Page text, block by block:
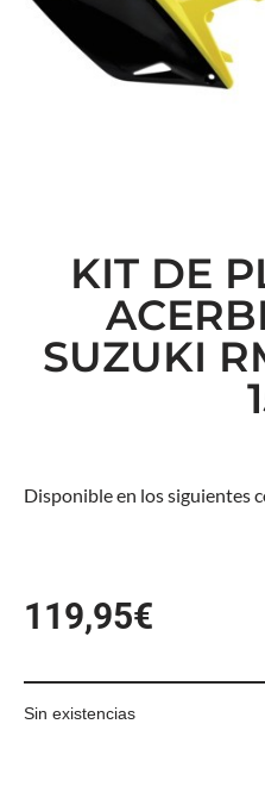
KIT DE
SUZUKI
Disponible en los siguientes
119,95€
Sin existencias